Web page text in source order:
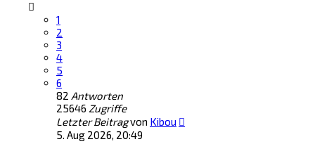
1
2
3
4
5
6
82 Antworten
25646 Zugriffe
Letzter Beitragvon Kibou
5. Aug 2026, 20:49